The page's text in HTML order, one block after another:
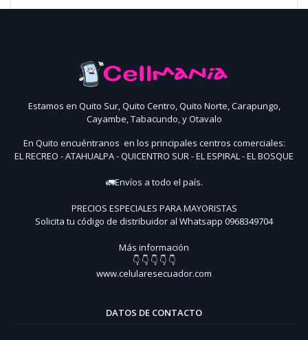
Estamos en Quito Sur, Quito Centro, Quito Norte, Carapungo,
Cayambe, Tabacundo, y Otavalo
En Quito encuéntranos en los principales centros comerciales:
EL RECREO - ATAHUALPA - QUICENTRO SUR - EL ESPIRAL - EL BOSQUE
🚛Envíos a todo el país.
PRECIOS ESPECIALES PARA MAYORISTAS
Solicita tu código de distribuidor al Whatsapp 0968349704
Más información
👇 👇 👇 👇 👇
www.celularesecuador.com
DATOS DE CONTACTO